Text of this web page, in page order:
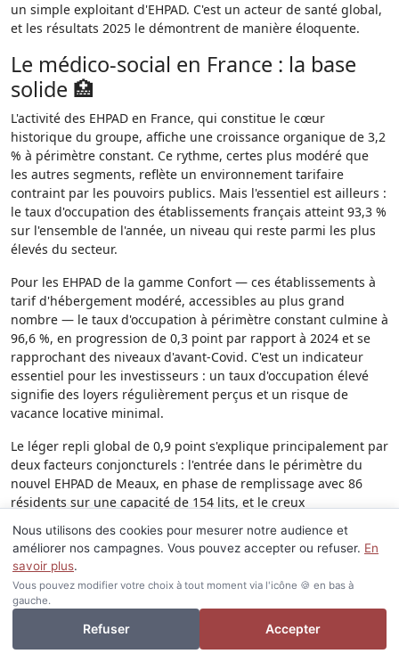
un simple exploitant d'EHPAD. C'est un acteur de santé global,
et les résultats 2025 le démontrent de manière éloquente.
Le médico-social en France : la base
solide 🏥
L'activité des EHPAD en France, qui constitue le cœur
historique du groupe, affiche une croissance organique de 3,2
% à périmètre constant. Ce rythme, certes plus modéré que
les autres segments, reflète un environnement tarifaire
contraint par les pouvoirs publics. Mais l'essentiel est ailleurs :
le taux d'occupation des établissements français atteint 93,3 %
sur l'ensemble de l'année, un niveau qui reste parmi les plus
élevés du secteur.
Pour les EHPAD de la gamme Confort — ces établissements à
tarif d'hébergement modéré, accessibles au plus grand
nombre — le taux d'occupation à périmètre constant culmine à
96,6 %, en progression de 0,3 point par rapport à 2024 et se
rapprochant des niveaux d'avant-Covid. C'est un indicateur
essentiel pour les investisseurs : un taux d'occupation élevé
signifie des loyers régulièrement perçus et un risque de
vacance locative minimal.
Le léger repli global de 0,9 point s'explique principalement par
deux facteurs conjoncturels : l'entrée dans le périmètre du
nouvel EHPAD de Meaux, en phase de remplissage avec 86
résidents sur une capacité de 154 lits, et le creux
1945. Ce dernier phénomène est par nature temporaire : les
générations du baby-boom commencent à entrer en âge de
dépendance, ce qui alimentera structurellement la demande
dans les années à venir.
Le sanitaire en France : un moteur de
Je veux investir ou revendre
Nous utilisons des cookies pour mesurer notre audience et
améliorer nos campagnes. Vous pouvez accepter ou refuser. En
savoir plus.
Vous pouvez modifier votre choix à tout moment via l'icône 🍪 en bas à
gauche.
Refuser Accepter